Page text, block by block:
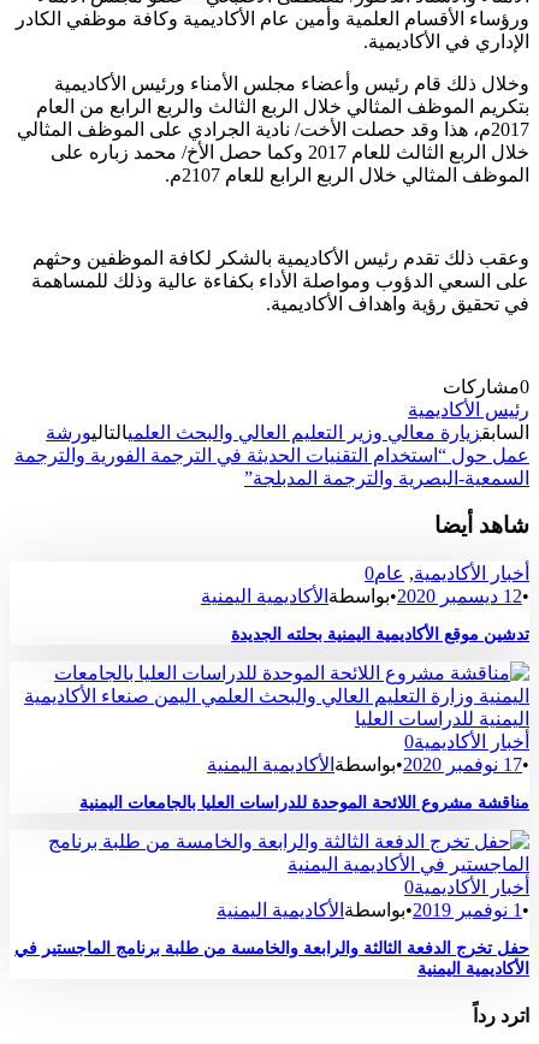
ورؤساء الأقسام العلمية وأمين عام الأكاديمية وكافة موظفي الكادر
الإداري في الأكاديمية.
وخلال ذلك قام رئيس وأعضاء مجلس الأمناء ورئيس الأكاديمية
بتكريم الموظف المثالي خلال الربع الثالث والربع الرابع من العام
2017م، هذا وقد حصلت الأخت/ نادية الجرادي على الموظف المثالي
خلال الربع الثالث للعام 2017 وكما حصل الأخ/ محمد زباره على
الموظف المثالي خلال الربع الرابع للعام 2107م.
وعقب ذلك تقدم رئيس الأكاديمية بالشكر لكافة الموظفين وحثهم
على السعي الدؤوب ومواصلة الأداء بكفاءة عالية وذلك للمساهمة
في تحقيق رؤية واهداف الأكاديمية.
0مشاركات
رئيس الأكاديمية
السابقزيارة معالي وزير التعليم العالي والبحث العلميالتاليورشة
عمل حول “استخدام التقنيات الحديثة في الترجمة الفورية والترجمة
السمعية-البصرية والترجمة المدبلجة”
شاهد أيضا
أخبار الأكاديمية, عام0
•12 ديسمبر 2020 •بواسطة الأكاديمية اليمنية
تدشين موقع الأكاديمية اليمنية بحلته الجديدة
أخبار الأكاديمية0
•17 نوفمبر 2020 •بواسطة الأكاديمية اليمنية
مناقشة مشروع اللائحة الموحدة للدراسات العليا بالجامعات اليمنية
أخبار الأكاديمية0
• 1 نوفمبر 2019 •بواسطة الأكاديمية اليمنية
حفل تخرج الدفعة الثالثة والرابعة والخامسة من طلبة برنامج الماجستير في
الأكاديمية اليمنية
اترد رداً